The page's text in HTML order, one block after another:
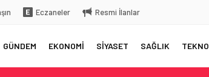
Eczaneler Resmi İlanlar
GÜNDEM EKONOMİ SİYASET SAĞLIK